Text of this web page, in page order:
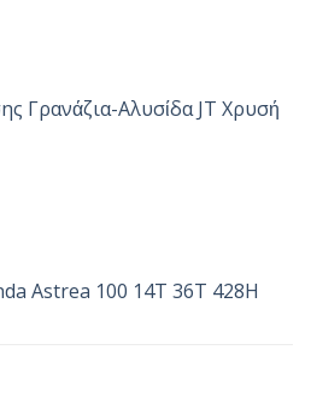
Γρανάζια-Αλυσίδα JT Χρυσή
Astrea 100 14T 36T 428H